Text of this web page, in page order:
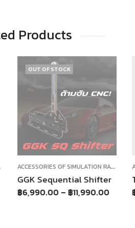
Products
A
CCESSORIES OF SIMULATION RACING
Shifter
11,990.00
OUT OF STOCK
฿11,900.00